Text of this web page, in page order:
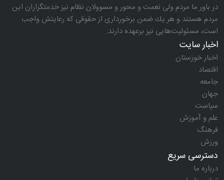
در باور ما مردم ولی نعمت و محور و مسوولان نظام نیز خدمتگزاران این
مردم هستند و هر یك ضمن برخورداری از حقوقی كه رعایتش واجب
است، مسئولیت‌هایی نیز برعهده دارند.
اخبار سایت
اخبار خوزستان
اقتصاد
جامعه
جهان
سیاست
علم و آموزش
فرهنگ
ورزش
دسترسی سریع
درباره ما